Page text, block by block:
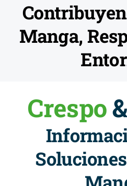
Manga,
Crespo